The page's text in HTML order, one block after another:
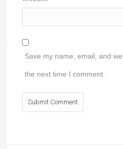
Save my name, email, and
the next time I comment.